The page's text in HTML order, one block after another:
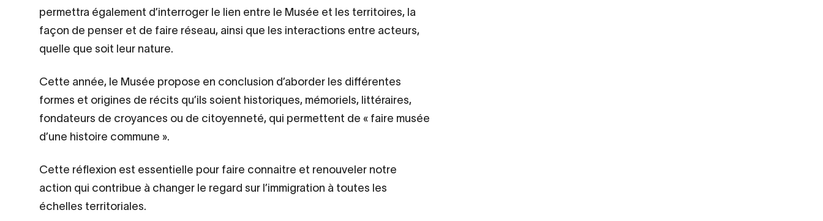
permettra également d’interroger le lien entre le Musée et les territoires, la
façon de penser et de faire réseau, ainsi que les interactions entre acteurs,
quelle que soit leur nature.
Cette année, le Musée propose en conclusion d’aborder les différentes
formes et origines de récits qu’ils soient historiques, mémoriels, littéraires,
fondateurs de croyances ou de citoyenneté, qui permettent de « faire musée
d’une histoire commune ».
Cette réflexion est essentielle pour faire connaitre et renouveler notre
action qui contribue à changer le regard sur l’immigration à toutes les
échelles territoriales.